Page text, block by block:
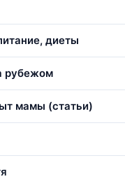
диеты
рубежом
мамы (статьи)